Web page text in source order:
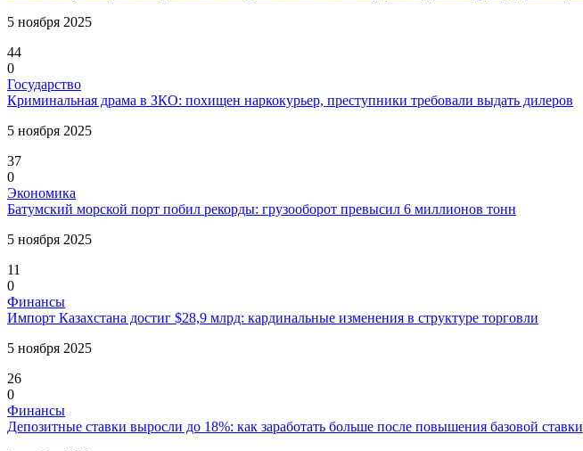
5 ноября 2025
44
0
Государство
Криминальная драма в ЗКО: похищен наркокурьер, преступники требовали выдать дилеров
5 ноября 2025
37
0
Экономика
Батумский морской порт побил рекорды: грузооборот превысил 6 миллионов тонн
5 ноября 2025
11
0
Финансы
Импорт Казахстана достиг $28,9 млрд: кардинальные изменения в структуре торговли
5 ноября 2025
26
0
Финансы
Депозитные ставки выросли до 18%: как заработать больше после повышения базовой ставки